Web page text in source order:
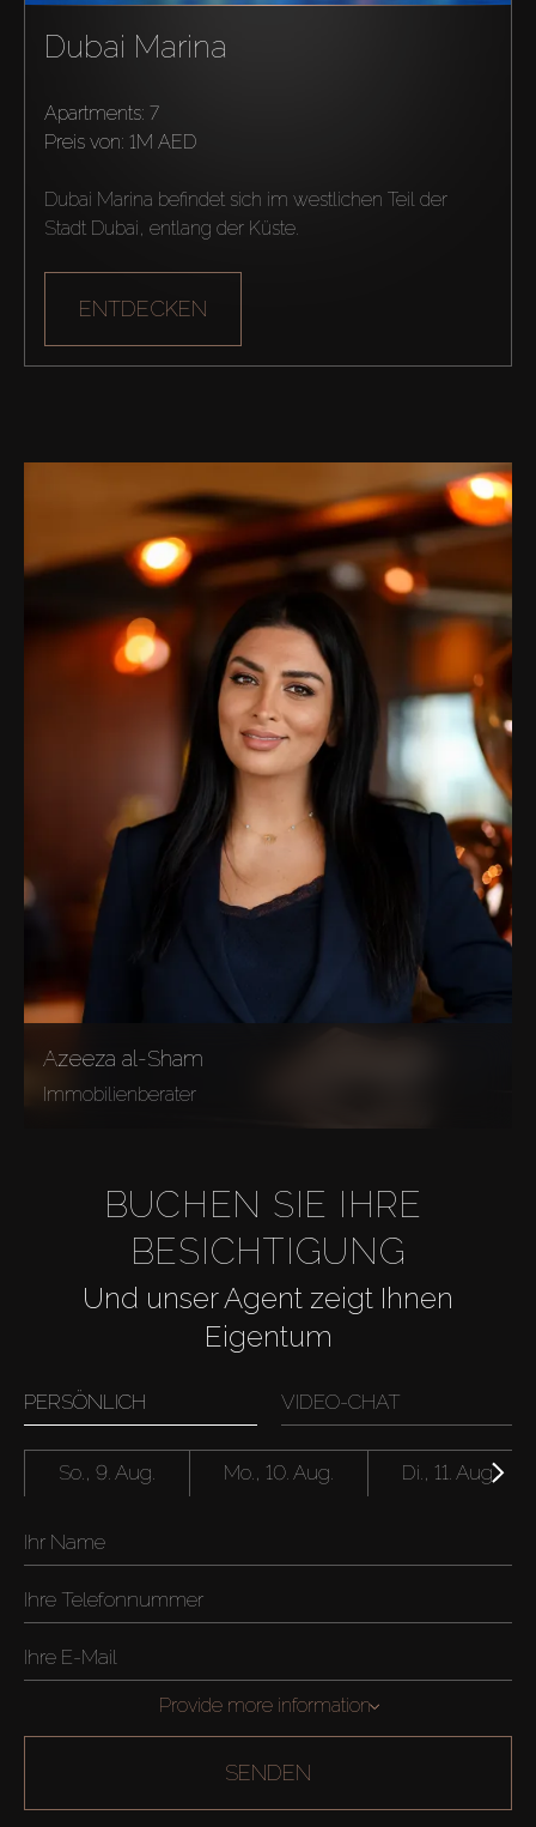
Dubai Marina
Apartments: 7
preis von: 1M AED
Dubai Marina befindet sich im westlichen Teil der
Stadt Dubai, entlang der Küste.
ENTDECKEN
Azeeza al-Sham
Immobilienberater
BUCHEN SIE IHRE
BESICHTIGUNG
Und unser Agent zeigt Ihnen
Eigentum
PERSÖNLICH VIDEO-CHAT
So., 9. Aug. Mo., 10. Aug. Di., 11. Aug.
Provide more information
SENDEN